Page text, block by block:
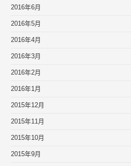
2016年6月
2016年5月
2016年4月
2016年3月
2016年2月
2016年1月
2015年12月
2015年11月
2015年10月
2015年9月